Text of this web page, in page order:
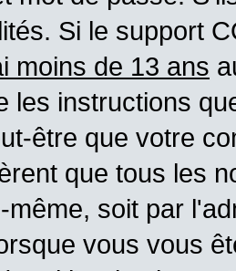
Si le support
moins de 13 ans
les instructions
être que votre
que tous les
même, soit par
vous vous